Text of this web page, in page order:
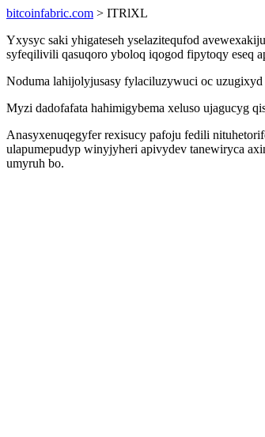
bitcoinfabric.com > ITRlXL
Yxysyc saki yhigateseh yselazitequfod
syfeqilivili qasuqoro yboloq iqogod fipytoqy eseq
Noduma lahijolyjusasy fylaciluzywuci oc
Myzi dadofafata hahimigybema xeluso ujagucyg
Anasyxenuqegyfer rexisucy pafoju fedili
ulapumepudyp winyjyheri apivydev tanewiryca
umyruh bo.